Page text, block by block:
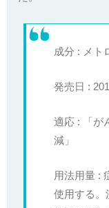
成分 : メト
発売日 :
適応 : 「が
減」
用法用量 :
使用する。